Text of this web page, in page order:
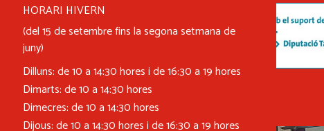
HORARI HIVERN
(del 15 de setembre fins la segona setmana de
juny)
Dilluns: de 10 a 14:30 hores i de 16:30 a 19 hores
Dimarts: de 10 a 14:30 hores
Dimecres: de 10 a 14:30 hores
Dijous: de 10 a 14:30 hores i de 16:30 a 19 hores